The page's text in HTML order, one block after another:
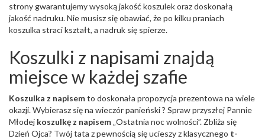
strony gwarantujemy wysoką jakość koszulek oraz doskonałą
jakość nadruku. Nie musisz się obawiać, że po kilku praniach
koszulka straci kształt, a nadruk się spierze.
Koszulki z napisami znajdą
miejsce w każdej szafie
Koszulka z napisemto doskonała propozycja prezentowa na wiele
okazji. Wybierasz się na wieczór panieński ? Spraw przyszłej Pannie
Młodej koszulkę z napisem „Ostatnia noc wolności”. Zbliża się
Dzień Ojca? Twój tata z pewnością się ucieszy z klasycznego t-